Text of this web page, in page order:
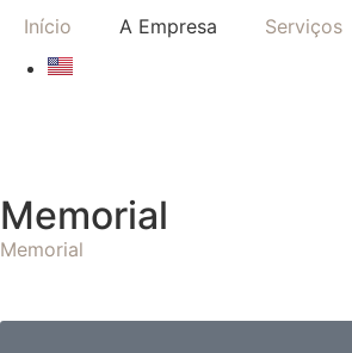
Início A Empresa Serviços
Memorial
Memorial